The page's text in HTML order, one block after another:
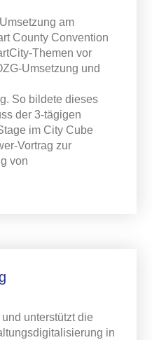
am
County Convention
Themen vor
Umsetzung und
So bildete dieses
der 3-tägigen
im City Cube
Vortrag zur
von
unterstützt die
in